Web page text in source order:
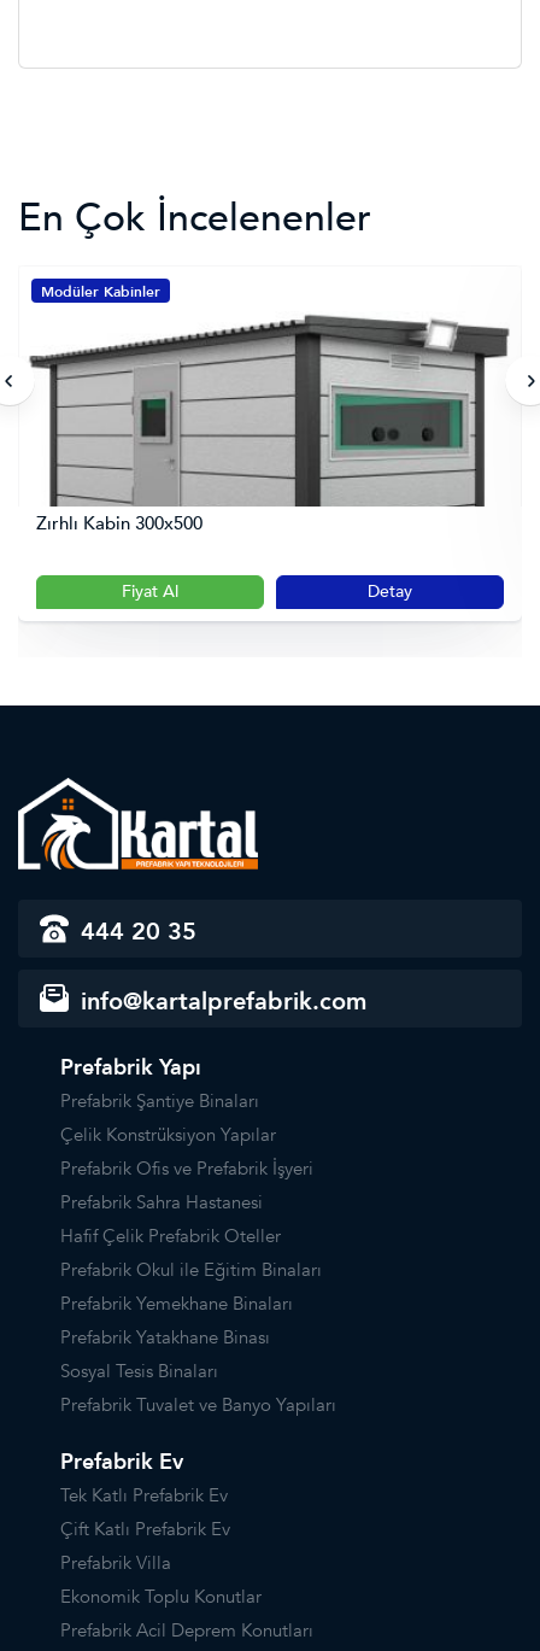
En Çok İncelenenler
Modüler Kabinler
Zırhlı Kabin 300x500
Fiyat Al Detay
444 20 35
info@kartalprefabrik.com
Prefabrik Yapı
Prefabrik Şantiye Binaları
Çelik Konstrüksiyon Yapılar
Prefabrik Ofis ve Prefabrik İşyeri
Prefabrik Sahra Hastanesi
Hafif Çelik Prefabrik Oteller
Prefabrik Okul ile Eğitim Binaları
Prefabrik Yemekhane Binaları
Prefabrik Yatakhane Binası
Sosyal Tesis Binaları
Prefabrik Tuvalet ve Banyo Yapıları
Prefabrik Ev
Tek Katlı Prefabrik Ev
Çift Katlı Prefabrik Ev
Prefabrik Villa
Ekonomik Toplu Konutlar
Prefabrik Acil Deprem Konutları